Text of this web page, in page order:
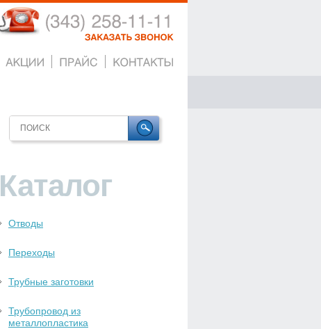
Каталог
Отводы
Переходы
Трубные заготовки
Трубопровод из
металлопластика